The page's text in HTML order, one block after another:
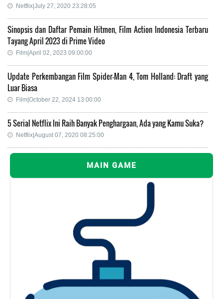
Netflix|July 27, 2020 23:28:05
Sinopsis dan Daftar Pemain Hitmen, Film Action Indonesia Terbaru
Tayang April 2023 di Prime Video
Film|April 02, 2023 09:00:00
Update Perkembangan Film Spider-Man 4, Tom Holland: Draft yang
Luar Biasa
Film|October 22, 2024 13:00:00
5 Serial Netflix Ini Raih Banyak Penghargaan, Ada yang Kamu Suka?
Netflix|August 07, 2020 08:25:00
MAIN GAME